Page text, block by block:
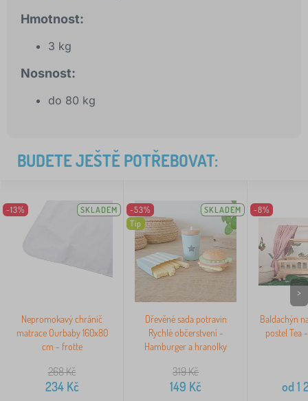
Hmotnost:
3 kg
Nosnost:
do 80 kg
BUDETE JEŠTĚ POTŘEBOVAT:
-13% SKLADEM
Nepromokavý chránič
matrace Ourbaby 160x80
cm - frotte
268Kč
234Kč
-53%
Tip
SKLADEM
Dřevěné sada potravin
Rychlé občerstvení -
Hamburger a hranolky
319Kč
149 Kč
-8%
Baldachýn
postel Tea
od 1
>